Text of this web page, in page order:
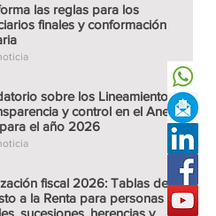
las reglas para los
finales y conformación
sobre los Lineamientos
y control en el Anexo
el año 2026
fiscal 2026: Tablas del
a la Renta para personas
sucesiones, herencias y